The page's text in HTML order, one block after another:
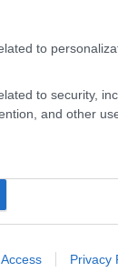
to
to security,
and other
Privacy